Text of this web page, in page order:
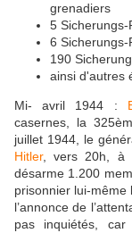
grenadiers
5 Sicherungs-
6 Sicherungs-
190
ainsi d'autres
Mi- avril 1944 :
casernes, la
juillet 1944, le
Hitler, vers 20h, à
désarme 1.200
prisonnier lui-
l’annonce de
pas inquiétés,